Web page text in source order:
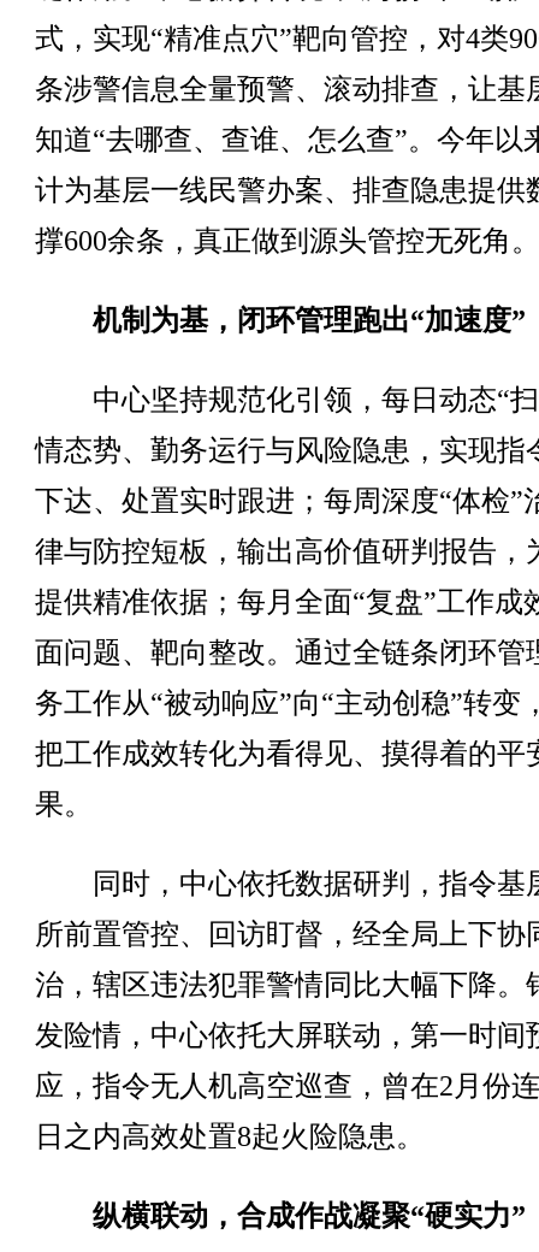
式，实现“精准点穴”靶向管控，对4类
条涉警信息全量预警、滚动排查，让基
知道“去哪查、查谁、怎么查”。今年以
计为基层一线民警办案、排查隐患提供
撑600余条，真正做到源头管控无死角。
机制为基，闭环管理跑出“加速度”
中心坚持规范化引领，每日动态“扫
情态势、勤务运行与风险隐患，实现指
下达、处置实时跟进；每周深度“体检”
律与防控短板，输出高价值研判报告，
提供精准依据；每月全面“复盘”工作成
面问题、靶向整改。通过全链条闭环管
务工作从“被动响应”向“主动创稳”转变
把工作成效转化为看得见、摸得着的平
果。
同时，中心依托数据研判，指令基
所前置管控、回访盯督，经全局上下协
治，辖区违法犯罪警情同比大幅下降。
发险情，中心依托大屏联动，第一时间
应，指令无人机高空巡查，曾在2月份
日之内高效处置8起火险隐患。
纵横联动，合成作战凝聚“硬实力”